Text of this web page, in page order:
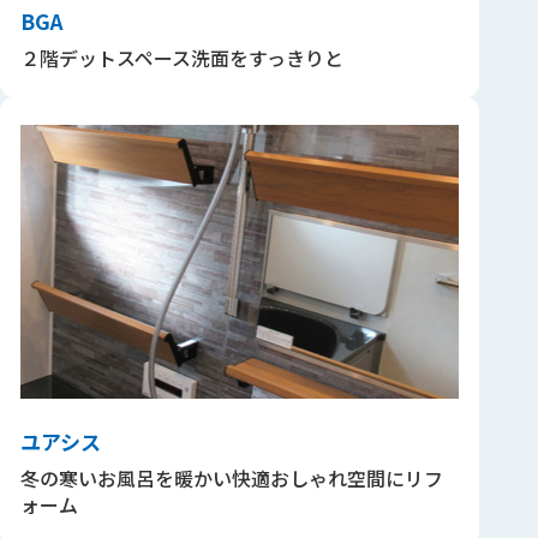
BGA
２階デットスペース洗面をすっきりと
ユアシス
冬の寒いお風呂を暖かい快適おしゃれ空間にリフ
ォーム